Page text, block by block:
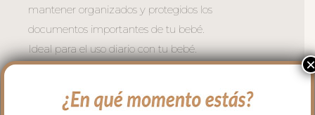
mantener organizados y protegidos los
documentos importantes de tu bebé.
Ideal para el uso diario con tu bebé.
El exterior en polipiel lisa impermeable,
Para el interior tejido blanco
×